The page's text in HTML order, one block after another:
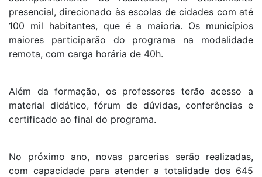
presencial, direcionado às escolas de cidades com até
100 mil habitantes, que é a maioria. Os municípios
maiores participarão do programa na modalidade
remota, com carga horária de 40h.
Além da formação, os professores terão acesso a
material didático, fórum de dúvidas, conferências e
certificado ao final do programa.
No próximo ano, novas parcerias serão realizadas,
com capacidade para atender a totalidade dos 645